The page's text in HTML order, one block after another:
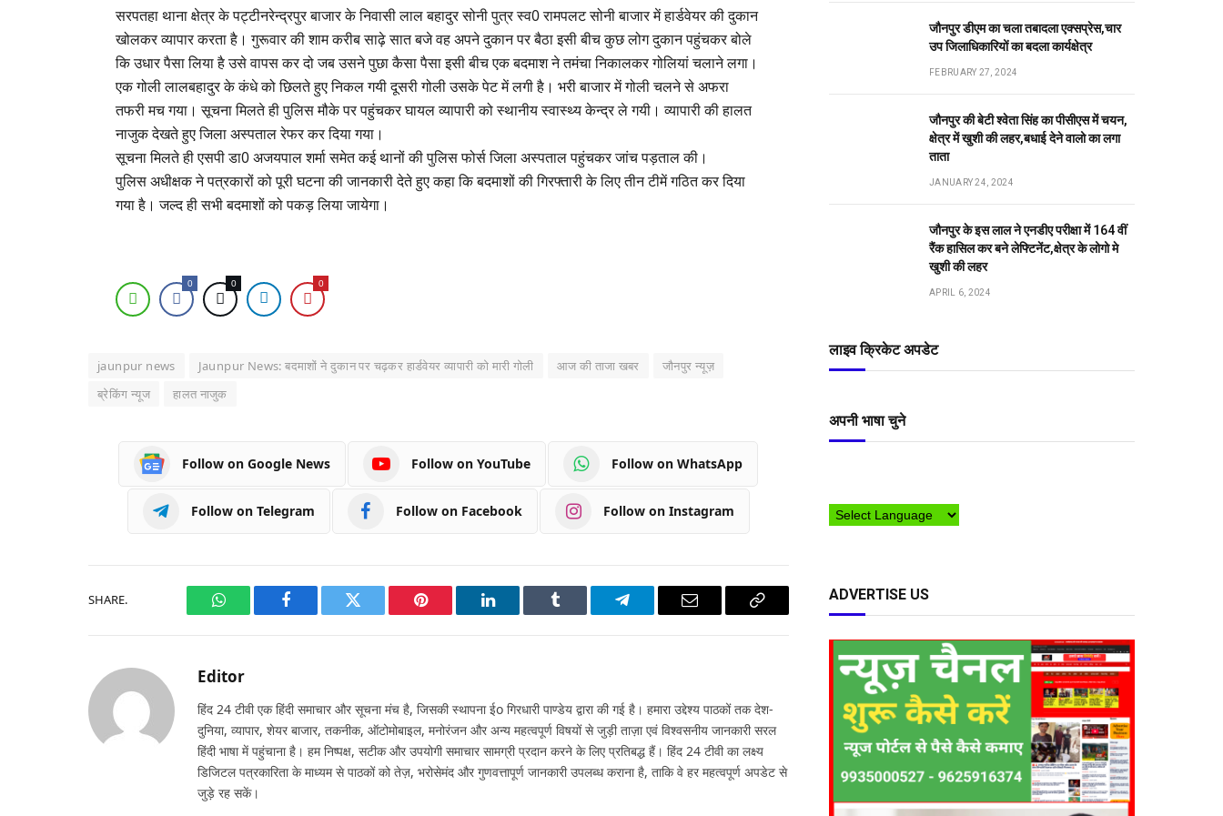
सरपतहा थाना क्षेत्र के पट्टीनरेन्द्रपुर बाजार के निवासी लाल बहादुर सोनी पुत्र स्व0 रामपलट सोनी बाजार में हार्डवेयर की दुकान
खोलकर व्यापार करता है। गुरूवार की शाम करीब साढ़े सात बजे वह अपने दुकान पर बैठा इसी बीच कुछ लोग दुकान पहुंचकर बोले
कि उधार पैसा लिया है उसे वापस कर दो जब उसने पुछा कैसा पैसा इसी बीच एक बदमाश ने तमंचा निकालकर गोलियां चलाने लगा।
एक गोली लालबहादुर के कंधे को छिलते हुए निकल गयी दूसरी गोली उसके पेट में लगी है। भरी बाजार में गोली चलने से अफरा
तफरी मच गया। सूचना मिलते ही पुलिस मौके पर पहुंचकर घायल व्यापारी को स्थानीय स्वास्थ्य केन्द्र ले गयी। व्यापारी की हालत
नाजुक देखते हुए जिला अस्पताल रेफर कर दिया गया।
सूचना मिलते ही एसपी डा0 अजयपाल शर्मा समेत कई थानों की पुलिस फोर्स जिला अस्पताल पहुंचकर जांच पड़ताल की।
पुलिस अधीक्षक ने पत्रकारों को पूरी घटना की जानकारी देते हुए कहा कि बदमाशों की गिरफ्तारी के लिए तीन टीमें गठित कर दिया
गया है। जल्द ही सभी बदमाशों को पकड़ लिया जायेगा।
0 0 0
jaunpur news Jaunpur News: बदमाशों ने दुकान पर चढ़कर हार्डवेयर व्यापारी को मारी गोली आज की ताजा खबर
जौनपुर न्यूज़
ब्रेकिंग न्यूज
हालत नाजुक
Follow on Google News Follow on YouTube Follow on WhatsApp
Follow on Telegram Follow on Facebook Follow on Instagram
SHARE.
WhatsAppFacebook Twitter Pinterest LinkedIn Tumblr Telegram Email
Copy
Editor
हिंद 24 टीवी एक हिंदी समाचार और सूचना मंच है, जिसकी स्थापना ईo गिरधारी पाण्डेय द्वारा की गई है। हमारा उद्देश्य पाठकों तक देश-
दुनिया, व्यापार, शेयर बाजार, तकनीक, ऑटोमोबाइल, मनोरंजन और अन्य महत्वपूर्ण विषयों से जुड़ी ताज़ा एवं विश्वसनीय जानकारी सरल
हिंदी भाषा में पहुंचाना है। हम निष्पक्ष, सटीक और उपयोगी समाचार सामग्री प्रदान करने के लिए प्रतिबद्ध हैं। हिंद 24 टीवी का लक्ष्य
डिजिटल पत्रकारिता के माध्यम से पाठकों को तेज़, भरोसेमंद और गुणवत्तापूर्ण जानकारी उपलब्ध कराना है, ताकि वे हर महत्वपूर्ण अपडेट से
जुड़े रह सकें।
जौनपुर डीएम का चला तबादला एक्सप्रेस,चार
उप जिलाधिकारियों का बदला कार्यक्षेत्र
FEBRUARY 27, 2024
जौनपुर की बेटी श्वेता सिंह का पीसीएस में चयन,
क्षेत्र में खुशी की लहर,बधाई देने वालो का लगा
ताता
JANUARY 24, 2024
जौनपुर के इस लाल ने एनडीए परीक्षा में 164 वीं
रैंक हासिल कर बने लेफ्टिनेंट,क्षेत्र के लोगो मे
खुशी की लहर
APRIL 6, 2024
लाइव क्रिकेट अपडेट
अपनी भाषा चुने
ADVERTISE US